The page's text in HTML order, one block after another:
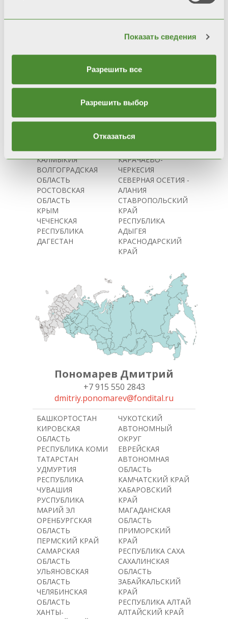
Показать сведения
Разрешить все
Разрешить выбор
Отказаться
Захарюк Вадим
+7 910 739 4519
vadim.zakharyuk@fondital.ru
РЕСПУБЛИКА
КАЛМЫКИЯ
ВОЛГОГРАДСКАЯ
ОБЛАСТЬ
РОСТОВСКАЯ
ОБЛАСТЬ
КРЫМ
ЧЕЧЕНСКАЯ
РЕСПУБЛИКА
ДАГЕСТАН
КАБАРДИНО-
БАЛКАРИЯ
КАРАЧАЕВО-
ЧЕРКЕСИЯ
СЕВЕРНАЯ ОСЕТИЯ -
АЛАНИЯ
СТАВРОПОЛЬСКИЙ
КРАЙ
РЕСПУБЛИКА
АДЫГЕЯ
КРАСНОДАРСКИЙ
КРАЙ
Пономарев Дмитрий
+7 915 550 2843
dmitriy.ponomarev@fondital.ru
БАШКОРТОСТАН
КИРОВСКАЯ
ОБЛАСТЬ
РЕСПУБЛИКА КОМИ
ТАТАРСТАН
УДМУРТИЯ
РЕСПУБЛИКА
ЧУВАШИЯ
РУСПУБЛИКА
МАРИЙ ЭЛ
ОРЕНБУРГСКАЯ
ОБЛАСТЬ
ПЕРМСКИЙ КРАЙ
САМАРСКАЯ
ОБЛАСТЬ
УЛЬЯНОВСКАЯ
ОБЛАСТЬ
ЧЕЛЯБИНСКАЯ
ОБЛАСТЬ
ХАНТЫ-
ЧУКОТСКИЙ
АВТОНОМНЫЙ
ОКРУГ
ЕВРЕЙСКАЯ
АВТОНОМНАЯ
ОБЛАСТЬ
КАМЧАТСКИЙ КРАЙ
ХАБАРОВСКИЙ
КРАЙ
МАГАДАНСКАЯ
ОБЛАСТЬ
ПРИМОРСКИЙ
КРАЙ
РЕСПУБЛИКА САХА
САХАЛИНСКАЯ
ОБЛАСТЬ
ЗАБАЙКАЛЬСКИЙ
КРАЙ
РЕСПУБЛИКА АЛТАЙ
АЛТАЙСКИЙ КРАЙ